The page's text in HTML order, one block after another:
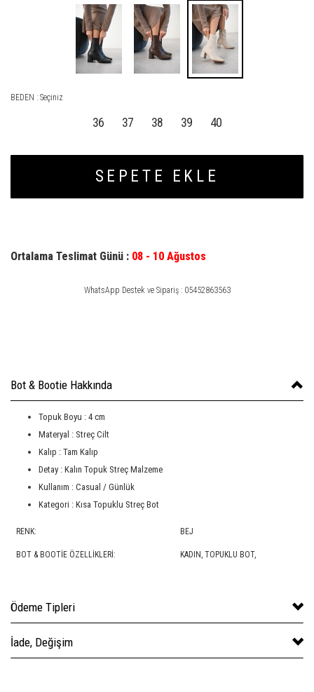
BEDEN : Seçiniz
36 37 38 39 40
SEPETE EKLE
Ortalama Teslimat Günü : 08 - 10 Ağustos
WhatsApp Destek ve Sipariş : 05452863563
Bot & Bootie Hakkında
Topuk Boyu : 4 cm
Materyal : Streç Cilt
Kalıp : Tam Kalıp
Detay : Kalın Topuk Streç Malzeme
Kullanım : Casual / Günlük
Kategori : Kısa Topuklu Streç Bot
RENK: BEJ
BOT & BOOTIE ÖZELLIKLERI: KADIN, TOPUKLU BOT,
Ödeme Tipleri
İade, Değişim